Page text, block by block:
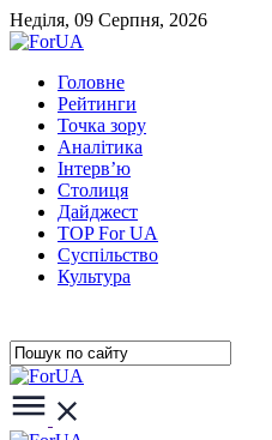
Неділя, 09 Серпня, 2026
Головне
Рейтинги
Точка зору
Аналітика
Інтерв’ю
Столиця
Дайджест
TOP For UA
Суспiльство
Культура